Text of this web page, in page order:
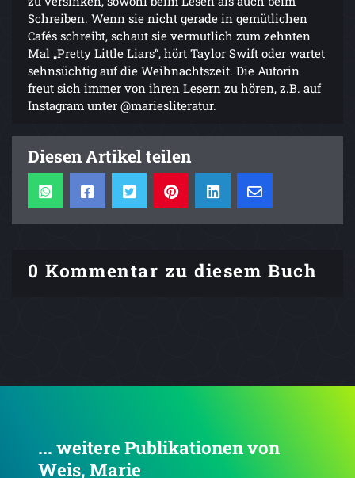
Schreiben. Wenn sie nicht gerade in gemütlichen
Cafés schreibt, schaut sie vermutlich zum zehnten
Mal „Pretty Little Liars“, hört Taylor Swift oder wartet
sehnsüchtig auf die Weihnachtszeit. Die Autorin
freut sich immer von ihren Lesern zu hören, z.B. auf
Instagram unter @mariesliteratur.
Diesen Artikel teilen
0 Kommentar zu diesem Buch
... weitere Publikationen von
Weis, Marie